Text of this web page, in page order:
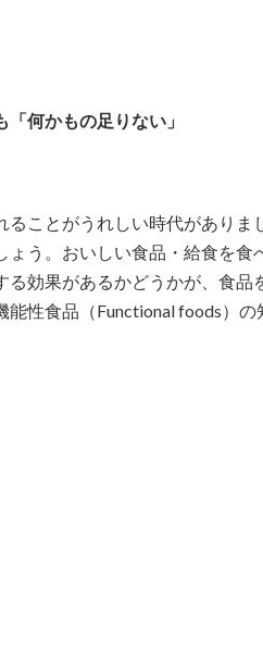
何かもの足りない」
ことがうれしい時代があり
ょう。おいしい食品・給食を
効果があるかどうかが、食
性食品（Functional foods）の